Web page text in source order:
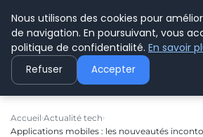
C
Accueil Actualité tech
Applications mobiles : les nouveautés
Nous utilisons des cookies pour
de navigation. En poursuivant, vous
politique de confidentialité. En savoir
Refuser Accepter